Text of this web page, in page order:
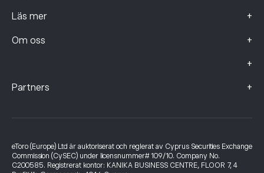
Läs mer +
Om oss +
+
Partners +
eToro (Europe) Ltd är auktoriserat och reglerat av Cyprus Securities Exchange
Commission (CySEC) under licensnummer# 109/10. Company No.
C200585. Registrerat kontor: KANIKA BUSINESS CENTRE, FLOOR 7, 4